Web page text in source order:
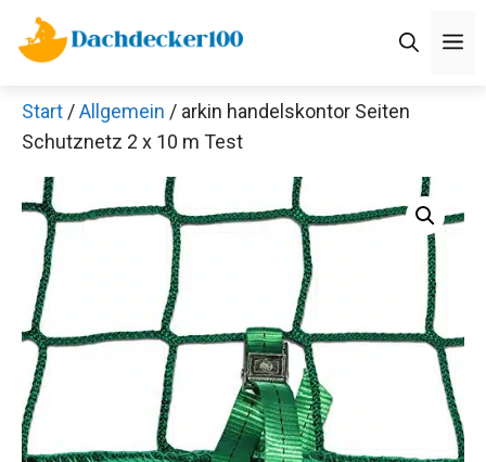
Zum
Inhalt
Start /Allgemein / arkin handelskontor Seiten
Schutznetz 2 x 10 m Test